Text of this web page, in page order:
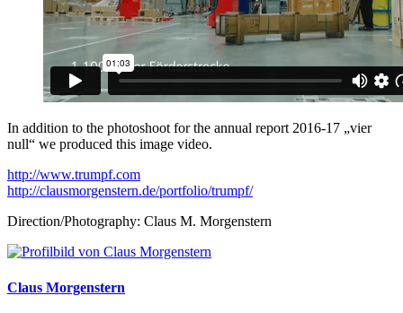
In addition to the photoshoot for the annual report 2016-17 „vier
null“ we produced this image video.
http://www.trumpf.com
http://clausmorgenstern.de/portfolio/trumpf/
Direction/Photography: Claus M. Morgenstern
Claus Morgenstern